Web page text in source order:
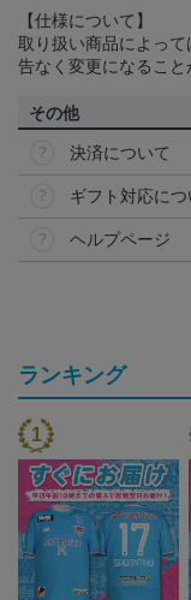
【仕様について】
取り扱い商品によっ
告なく変更になること
その他
決済について
ギフト対応につ
ヘルプページ
ランキング